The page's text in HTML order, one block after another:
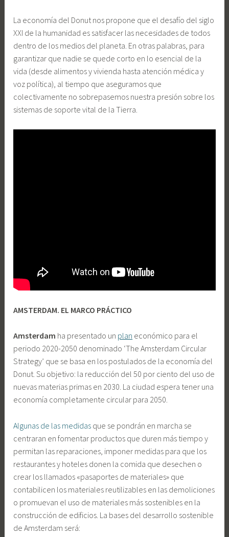
La economía del Donut nos propone que el desafío del siglo
XXI de la humanidad es satisfacer las necesidades de todos
dentro de los medios del planeta. En otras palabras, para
garantizar que nadie se quede corto en lo esencial de la
vida (desde alimentos y vivienda hasta atención médica y
voz política), al tiempo que aseguramos que
colectivamente no sobrepasemos nuestra presión sobre los
sistemas de soporte vital de la Tierra.
AMSTERDAM. EL MARCO PRÁCTICO
Amsterdam ha presentado un plan económico para el
periodo 2020-2050 denominado ‘The Amsterdam Circular
Strategy’ que se basa en los postulados de la economía del
Donut. Su objetivo: la reducción del 50 por ciento del uso de
nuevas materias primas en 2030. La ciudad espera tener una
economía completamente circular para 2050.
Algunas de las medidas que se pondrán en marcha se
centraran en fomentar productos que duren más tiempo y
permitan las reparaciones, imponer medidas para que los
restaurantes y hoteles donen la comida que desechen o
crear los llamados «pasaportes de materiales» que
contabilicen los materiales reutilizables en las demoliciones
o promuevan el uso de materiales más sostenibles en la
construcción de edificios. La bases del desarrollo sostenible
de Amsterdam será: